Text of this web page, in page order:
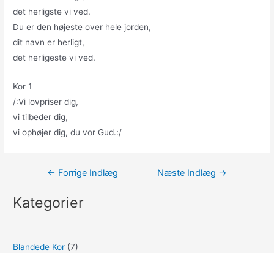
det herligste vi ved.
Du er den højeste over hele jorden,
dit navn er herligt,
det herligeste vi ved.
Kor 1
/:Vi lovpriser dig,
vi tilbeder dig,
vi ophøjer dig, du vor Gud.:/
Indlægsnavigation
← Forrige Indlæg Næste Indlæg →
Kategorier
Blandede Kor (7)